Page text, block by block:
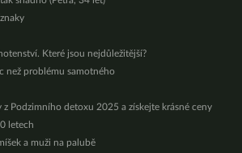
Které jsou nejdůležitější?
než problému samotného
z Podzimního detoxu 2025 a získejte krásné ceny
letech
a muži na palubě